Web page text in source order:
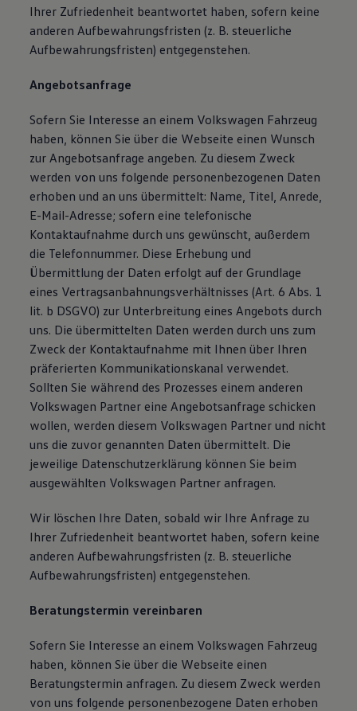
Ihrer Zufriedenheit beantwortet haben, sofern keine
anderen Aufbewahrungsfristen (z. B. steuerliche
Aufbewahrungsfristen) entgegenstehen.
Angebotsanfrage
Sofern Sie Interesse an einem Volkswagen Fahrzeug
haben, können Sie über die Webseite einen Wunsch
zur Angebotsanfrage angeben. Zu diesem Zweck
werden von uns folgende personenbezogenen Daten
erhoben und an uns übermittelt: Name, Titel, Anrede,
E-Mail-Adresse; sofern eine telefonische
Kontaktaufnahme durch uns gewünscht, außerdem
die Telefonnummer. Diese Erhebung und
Übermittlung der Daten erfolgt auf der Grundlage
eines Vertragsanbahnungsverhältnisses (Art. 6 Abs. 1
lit. b DSGVO) zur Unterbreitung eines Angebots durch
uns. Die übermittelten Daten werden durch uns zum
Zweck der Kontaktaufnahme mit Ihnen über Ihren
präferierten Kommunikationskanal verwendet.
Sollten Sie während des Prozesses einem anderen
Volkswagen Partner eine Angebotsanfrage schicken
wollen, werden diesem Volkswagen Partner und nicht
uns die zuvor genannten Daten übermittelt. Die
jeweilige Datenschutzerklärung können Sie beim
ausgewählten Volkswagen Partner anfragen.
Wir löschen Ihre Daten, sobald wir Ihre Anfrage zu
Ihrer Zufriedenheit beantwortet haben, sofern keine
anderen Aufbewahrungsfristen (z. B. steuerliche
Aufbewahrungsfristen) entgegenstehen.
Beratungstermin vereinbaren
Sofern Sie Interesse an einem Volkswagen Fahrzeug
haben, können Sie über die Webseite einen
Beratungstermin anfragen. Zu diesem Zweck werden
von uns folgende personenbezogene Daten erhoben